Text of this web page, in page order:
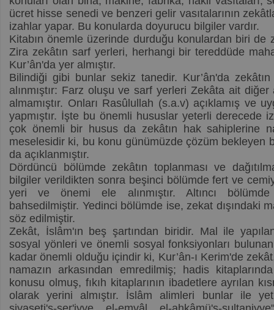
ücret hisse senedi ve benzeri gelir vasıtalarının
izahlar yapar. Bu konularda doyurucu bilgiler vardır.
Kitabın önemle üzerinde durduğu konulardan biri de
Zira zekâtın sarf yerleri, herhangi bir tereddüde
Kur’ân'da yer almıştır.
Bilindiği gibi bunlar sekiz tanedir. Kur’ân'da
alınmıştır: Farz oluşu ve sarf yerleri Zekâta ait diğer
almamıştır. Onları Rasûlullah (s.a.v) açıklamış ve
yapmıştır. İşte bu önemli hususlar yeterli derecede
çok önemli bir husus da zekâtın hak sahiplerine
meselesidir ki, bu konu günümüzde çözüm bekleyen
da açıklanmıştır.
Dördüncü bölümde zekâtın toplanması ve
bilgiler verildikten sonra beşinci bölümde fert ve
yeri ve önemi ele alınmıştır. Altıncı bölümde
bahsedilmiştir. Yedinci bölümde ise, zekat dışındaki
söz edilmiştir.
Zekât, İslâm'ın beş şartından biridir. Mal ile
sosyal yönleri ve önemli sosyal fonksiyonları
kadar önemli olduğu içindir ki, Kur’ân-ı Kerim'de
namazın arkasından emredilmiş; hadis
konusu olmuş, fıkıh kitaplarının ibadetlere ayrılan
olarak yerini almıştır. İslâm alimleri bunlar ile